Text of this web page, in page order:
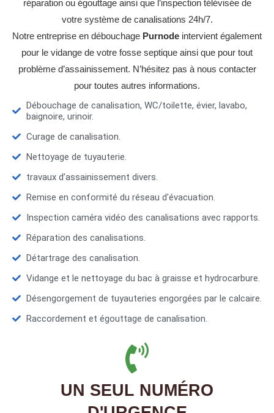
réparation ou égouttage ainsi que l’inspection télévisée de
votre système de canalisations 24h/7.
Notre entreprise en débouchage Purnode intervient également
pour le vidange de votre fosse septique ainsi que pour tout
problème d’assainissement. N’hésitez pas à nous contacter
pour toutes autres informations.
Débouchage de canalisation, WC/toilette, évier, lavabo,
baignoire, urinoir.
Curage de canalisation.
Nettoyage de tuyauterie.
travaux d’assainissement divers.
Remise en conformité du réseau d'évacuation.
Inspection caméra vidéo des canalisations avec rapports.
Réparation des canalisations.
Détartrage des canalisation.
Vidange et le nettoyage du bac à graisse et hydrocarbure.
Désengorgement de tuyauteries engorgées par le calcaire.
Raccordement et égouttage de canalisation.
UN SEUL NUMÉRO